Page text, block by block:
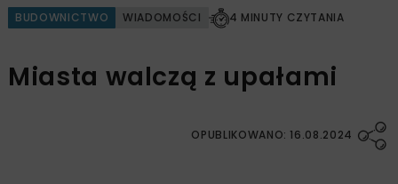
BUDOWNICTWO WIADOMOŚCI 4 MINUTY CZYTANIA
Miasta walczą z upałami
OPUBLIKOWANO: 16.08.2024